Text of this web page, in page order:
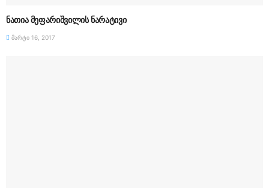
ნათია მეფარიშვილის ნარატივი
მარტი 16, 2017